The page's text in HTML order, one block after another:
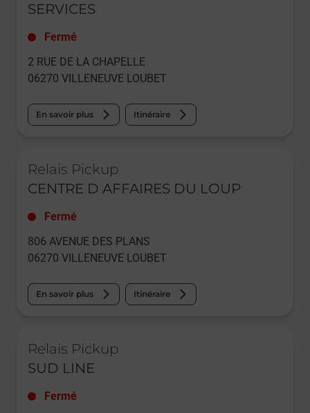
SERVICES
Fermé
2 RUE DE LA CHAPELLE
06270 VILLENEUVE LOUBET
En savoir plus Itinéraire
Relais Pickup
CENTRE D AFFAIRES DU LOUP
Fermé
806 AVENUE DES PLANS
06270 VILLENEUVE LOUBET
En savoir plus Itinéraire
Relais Pickup
SUD LINE
Fermé